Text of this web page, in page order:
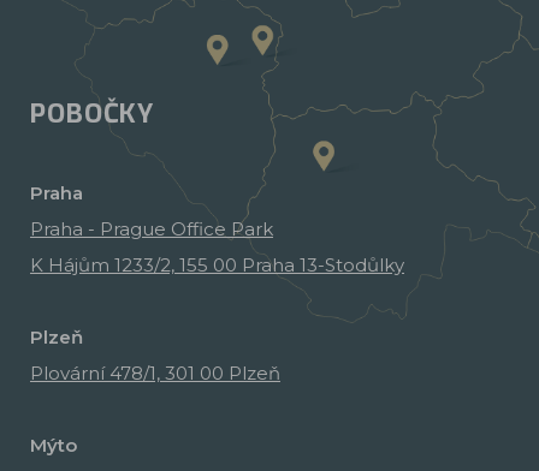
POBOČKY
Praha
Praha - Prague Office Park
K Hájům 1233/2, 155 00 Praha 13-Stodůlky
Plzeň
Plovární 478/1, 301 00 Plzeň
Mýto